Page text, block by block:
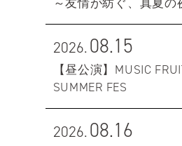
～友情が紡ぐ、真夏の
2026.08.15
【昼公演】MUSIC
SUMMER FES
2026.08.16